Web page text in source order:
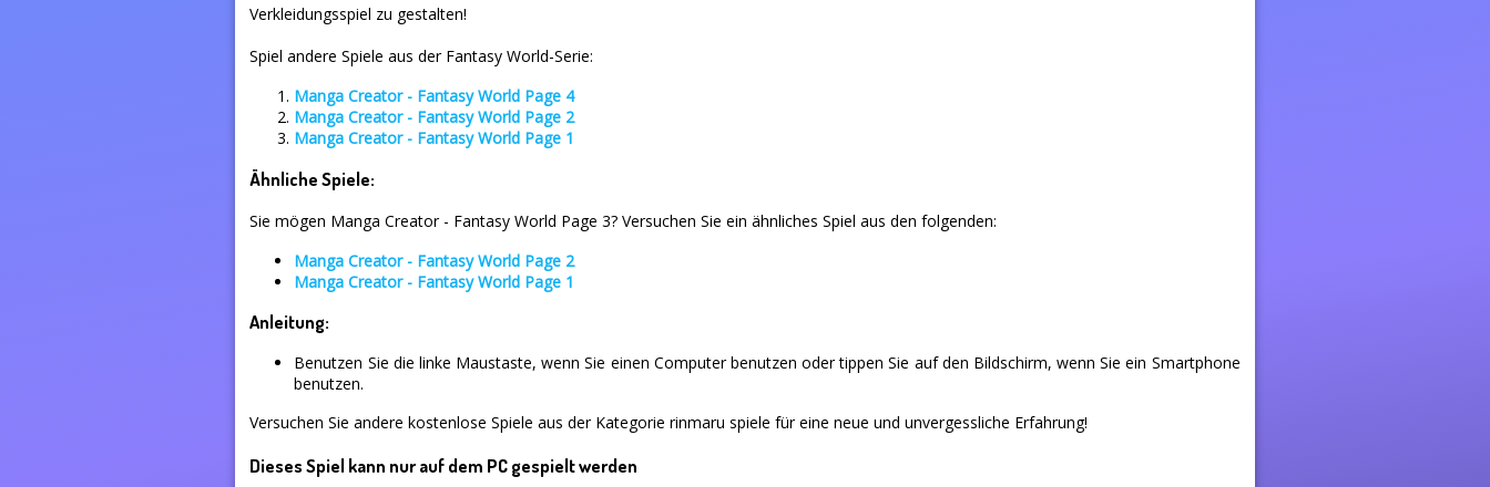
Verkleidungsspiel zu gestalten!
Spiel andere Spiele aus der Fantasy World-Serie:
Manga Creator - Fantasy World Page 4
Manga Creator - Fantasy World Page 2
Manga Creator - Fantasy World Page 1
Ähnliche Spiele:
Sie mögen Manga Creator - Fantasy World Page 3? Versuchen Sie ein ähnliches Spiel aus den folgenden:
Manga Creator - Fantasy World Page 2
Manga Creator - Fantasy World Page 1
Anleitung:
Benutzen Sie die linke Maustaste, wenn Sie einen Computer benutzen oder tippen Sie auf den Bildschirm, wenn Sie ein Smartphone
benutzen.
Versuchen Sie andere kostenlose Spiele aus der Kategorie rinmaru spiele für eine neue und unvergessliche Erfahrung!
Dieses Spiel kann nur auf dem PC gespielt werden